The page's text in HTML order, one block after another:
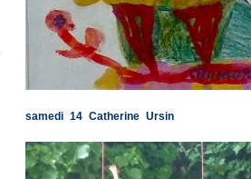
samedi 14 Catherine Ursin